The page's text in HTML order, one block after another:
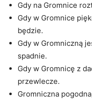
Gdy na Gromnice
Gdy w Gromnice
będzie.
Gdy w Gromniczną
spadnie.
Gdy w Gromnicę z
przewlecze.
Gromniczna